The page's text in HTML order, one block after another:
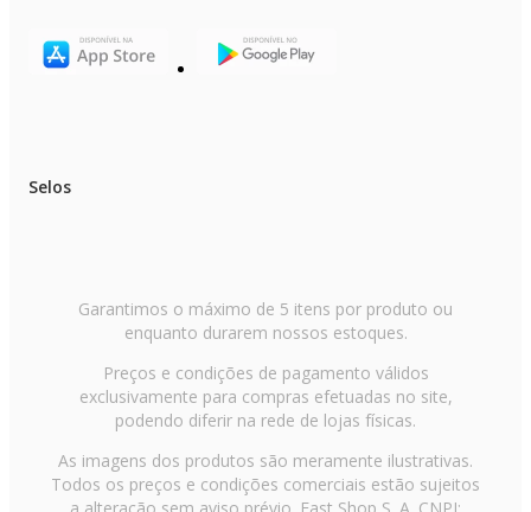
Selos
Garantimos o máximo de 5 itens por produto ou
enquanto durarem nossos estoques.
Preços e condições de pagamento válidos
exclusivamente para compras efetuadas no site,
podendo diferir na rede de lojas físicas.
As imagens dos produtos são meramente ilustrativas.
Todos os preços e condições comerciais estão sujeitos